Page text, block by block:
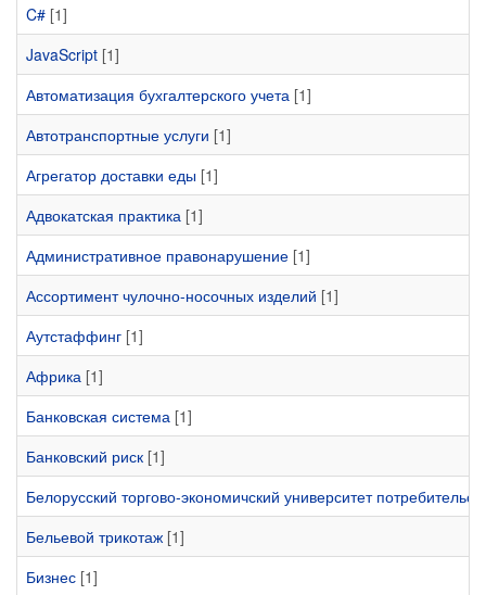
C# [1]
JavaScript [1]
Автоматизация бухгалтерского учета [1]
Автотранспортные услуги [1]
Агрегатор доставки еды [1]
Адвокатская практика [1]
Административное правонарушение [1]
Ассортимент чулочно-носочных изделий [1]
Аутстаффинг [1]
Африка [1]
Банковская система [1]
Банковский риск [1]
Белорусский торгово-экономичский университет
Бельевой трикотаж [1]
Бизнес [1]